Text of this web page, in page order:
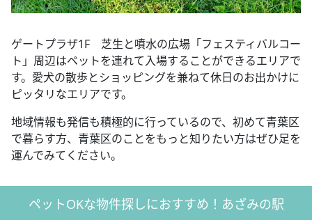
ゲートプラザ1F 芝生と噴水の広場「フェスティバルコー
ト」周辺はペットを連れて入場することができるエリアで
す。愛犬の散歩とショッピングを兼ねて休日のお出かけに
ピッタリなエリアです。
地域情報も発信も積極的に行っているので、初めて青葉区
で暮らす方、青葉区のことをもっと知りたい方はぜひ足を
運んでみてください。
ペットOKな物件探しにおすすめ！あざみの駅